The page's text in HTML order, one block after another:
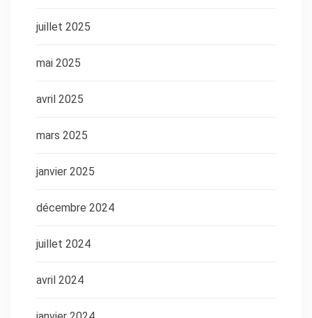
juillet 2025
mai 2025
avril 2025
mars 2025
janvier 2025
décembre 2024
juillet 2024
avril 2024